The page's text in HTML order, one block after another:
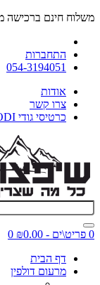
משלוח חינם ברכישה מעל 199 ש"ח | מקבלים כרטיסי פייטר ! | ספק רשמי של כוחות הביטחון | מוזמנים לבקר אצלנו בחנות
התחברות
054-3194051
אודות
צרו קשר
כרטיסי גודי GOODI
0 פריט\ים - ₪0.00
0
דף הבית
מרעום דולפין